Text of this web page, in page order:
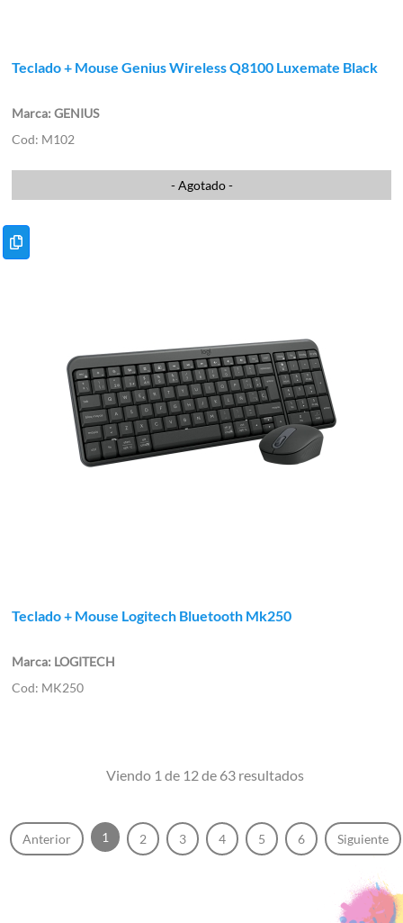
Teclado + Mouse Genius Wireless Q8100 Luxemate Black
GENIUS
M102
- Agotado -
Teclado + Mouse Logitech Bluetooth Mk250
LOGITECH
MK250
Viendo 1 de 12 de 63 resultados
Anterior 1 2 3 4 5 6 Siguiente